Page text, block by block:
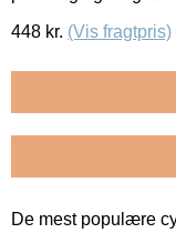
448 kr. (Vis fragtpris)
De mest populære